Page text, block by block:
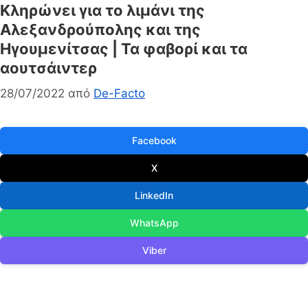
Κληρώνει για το λιμάνι της
Αλεξανδρούπολης και της
Ηγουμενίτσας | Τα φαβορί και τα
αουτσάιντερ
28/07/2022 από De-Facto
Facebook
X
LinkedIn
WhatsApp
Viber